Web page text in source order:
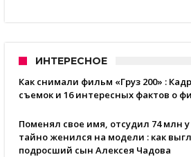
ИНТЕРЕСНОЕ
Как снимали фильм «Груз 200» :
съемок и 16 интересных фактов о
Поменял свое имя, отсудил 74 млн у
тайно женился на модели : как
подросший сын Алексея Чадова